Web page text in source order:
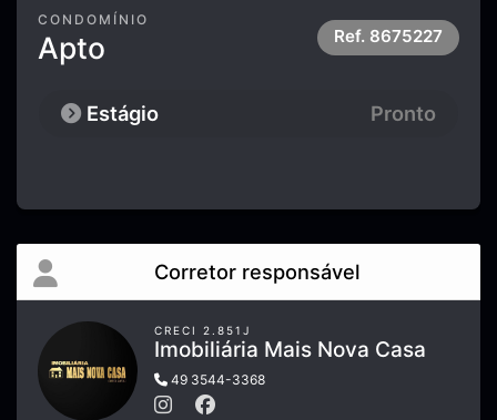
CONDOMÍNIO
Apto Ref. 8675227
Estágio Pronto
Corretor responsável
CRECI 2.851J
Imobiliária Mais Nova Casa
49 3544-3368